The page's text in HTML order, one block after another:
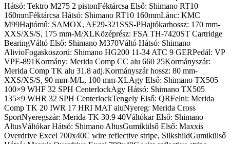
Hátsó: Tektro M275 2 pistonFéktárcsa Első: Shimano RT10
160mmFéktárcsa Hátsó: Shimano RT10 160mmLánc: KMC
M99Hajtómű: SAMOX, AF29-321SSS-PHajtókarhossz: 170 mm-
XXS/XS/S, 175 mm-M/XLKözéprész: FSA TH-7420ST Cartridge
BearingVáltó Első: Shimano M370Váltó Hátsó: Shimano
AlivioFogaskoszorú: Shimano HG200 11-34 ATC 9 GERPedál: VP
VPE-891Kormány: Merida Comp CC alu 660 25Kormányszár:
Merida Comp TK alu 31.8 adj.Kormányszár hossz: 80 mm-
XXS/XS/S, 90 mm-M/L, 100 mm-XLAgy Első: Shimano TX505
100×9 WHF 32 SPH CenterlockAgy Hátsó: Shimano TX505
135×9 WHR 32 SPH CenterlockTengely Első: QRFelni: Merida
Comp TK 20 IWR 17 HRI MAT aluNyereg: Merida Cross
SportNyeregszár: Merida TK 30.9 40Váltókar Első: Shimano
AltusVáltókar Hátsó: Shimano AltusGumikülső Első: Maxxis
Overdrive Excel 700x40C wire reflective stripe, SilkshildGumikülső